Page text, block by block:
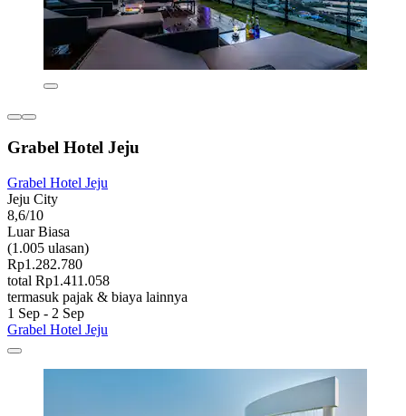
Grabel Hotel Jeju
Grabel Hotel Jeju
Jeju City
8,6/10
Luar Biasa
(1.005 ulasan)
Rp1.282.780
total Rp1.411.058
termasuk pajak & biaya lainnya
1 Sep - 2 Sep
Grabel Hotel Jeju